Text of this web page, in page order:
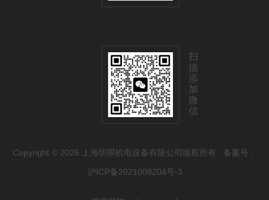
扫
描
添
加
微
信
Copyright © 2026 上海明曌机电设备有限公司版权所有 备案号：
沪ICP备2021008204号-3